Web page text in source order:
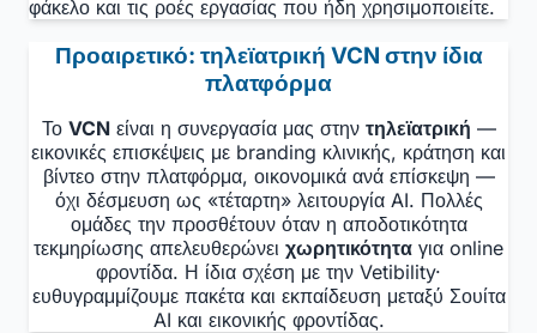
φάκελο και τις ροές εργασίας που ήδη χρησιμοποιείτε.
Προαιρετικό: τηλεϊατρική VCN στην ίδια
πλατφόρμα
Το VCNείναι η συνεργασία μας στην τηλεϊατρική —
εικονικές επισκέψεις με branding κλινικής, κράτηση και
βίντεο στην πλατφόρμα, οικονομικά ανά επίσκεψη —
όχι δέσμευση ως «τέταρτη» λειτουργία AI. Πολλές
ομάδες την προσθέτουν όταν η αποδοτικότητα
τεκμηρίωσης απελευθερώνει χωρητικότητα για online
φροντίδα. Η ίδια σχέση με την Vetibility·
ευθυγραμμίζουμε πακέτα και εκπαίδευση μεταξύ Σουίτα
AI και εικονικής φροντίδας.